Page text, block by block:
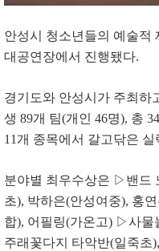
안성시 청소년들의 예술적
대공연장에서 진행됐다.
경기도와 안성시가 주최하
생 89개 팀(개인 46명), 총
11 개 종목에서 갈고닦은
분야별 최우수상은 ▷ 밴드
초), 박하은(안성여중), 홍
합), 어필링(가온고) ▷사물
주래꽃다지 타악반(일죽초),